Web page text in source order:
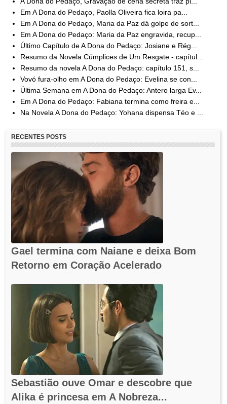
Em A Dona do Pedaço, Paolla Oliveira fica loira pa...
Em A Dona do Pedaço, Maria da Paz dá golpe de sort...
Em A Dona do Pedaço: Maria da Paz engravida, recup...
Último Capítulo de A Dona do Pedaço: Josiane e Rég...
Resumo da Novela Cúmplices de Um Resgate - capítul...
Resumo da novela A Dona do Pedaço: capítulo 151, s...
Vovó fura-olho em A Dona do Pedaço: Evelina se con...
Última Semana em A Dona do Pedaço: Antero larga Ev...
Em A Dona do Pedaço: Fabiana termina como freira e...
Na Novela A Dona do Pedaço: Yohana dispensa Téo e ...
RECENTES POSTS
Gael termina com Naiane e deixa Bom
Retorno em Coração Acelerado
Sebastião ouve Omar e descobre que
Alika é princesa em A Nobreza...